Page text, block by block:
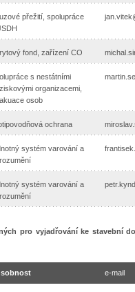
přežití, spolupráce
fond, zařízení CO
s nestátními
organizacemi,
osob
ochrana
systém varování a
systém varování a
pro vyjadřování ke stavební
e-mail